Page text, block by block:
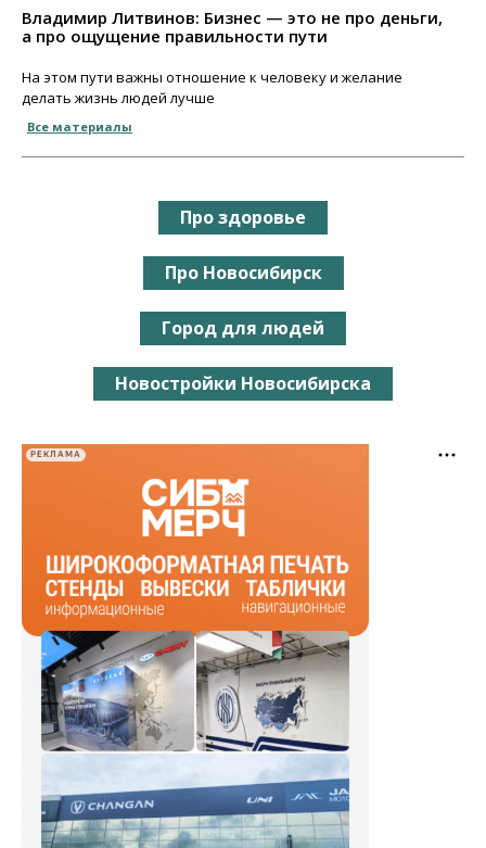
Владимир Литвинов: Бизнес — это не про деньги,
а про ощущение правильности пути
На этом пути важны отношение к человеку и желание
делать жизнь людей лучше
Все материалы
Про здоровье
Про Новосибирск
Город для людей
Новостройки Новосибирска
РЕКЛАМА